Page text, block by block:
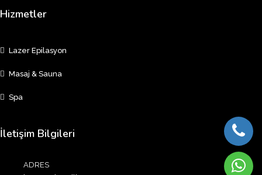
Hizmetler
Lazer Epilasyon
Masaj & Sauna
Spa
İletişim Bilgileri
ADRES